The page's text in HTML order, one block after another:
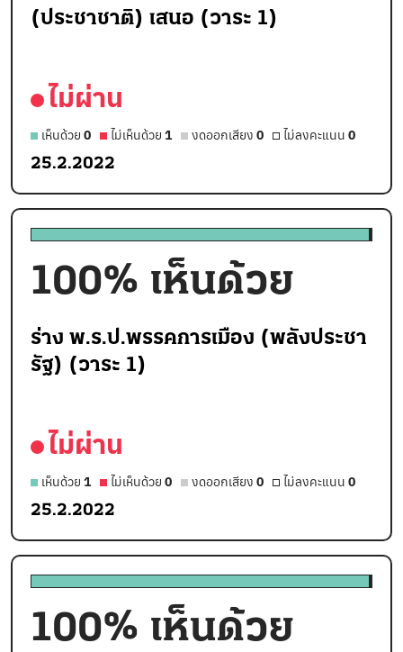
(ประชาชาติ) เสนอ (วาระ 1)
ไม่ผ่าน
เห็นด้วย 0 ไม่เห็นด้วย 1 งดออกเสียง 0 ไม่ลงคะแนน 0
25.2.2022
100% เห็นด้วย
ร่าง พ.ร.ป.พรรคการเมือง (พลังประชา
รัฐ) (วาระ 1)
ไม่ผ่าน
เห็นด้วย 1 ไม่เห็นด้วย 0 งดออกเสียง 0 ไม่ลงคะแนน 0
25.2.2022
100% เห็นด้วย